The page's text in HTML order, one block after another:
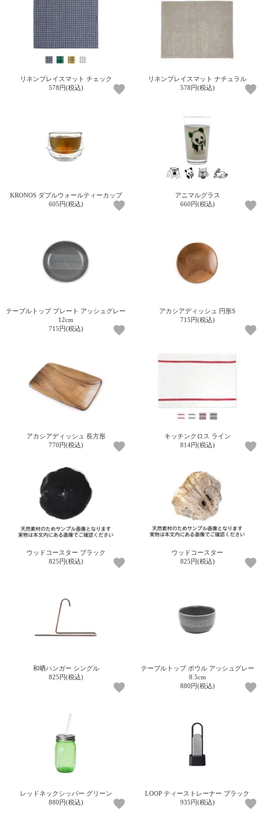
リネンプレイスマット チェック
578円(税込)
リネンプレイスマット ナチュラル
578円(税込)
KRONOS ダブルウォールティーカップ
605円(税込)
アニマルグラス
660円(税込)
テーブルトップ プレート アッシュグレー
12cm
715円(税込)
アカシアディッシュ 円形S
715円(税込)
アカシアディッシュ 長方形
770円(税込)
キッチンクロス ライン
814円(税込)
ウッドコースター ブラック
825円(税込)
ウッドコースター
825円(税込)
和晒ハンガー シングル
825円(税込)
テーブルトップ ボウル アッシュグレー
8.5cm
880円(税込)
レッドネックシッパー グリーン
880円(税込)
LOOP ティーストレーナー ブラック
935円(税込)